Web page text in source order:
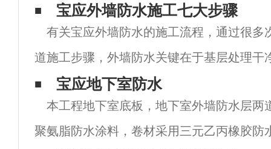
宝应外墙防水施工七大步骤
有关宝应外墙防水的施工流程，通过很多
道施工步骤，外墙防水关键在于基层处理干
施工做细节处理，应该不会有太大问题。1
层，新旧面层务必处理干净，不得有杂物和
宝应地下室防水
本工程地下室底板，地下室外墙防水层两
聚氨脂防水涂料，卷材采用三元乙丙橡胶防